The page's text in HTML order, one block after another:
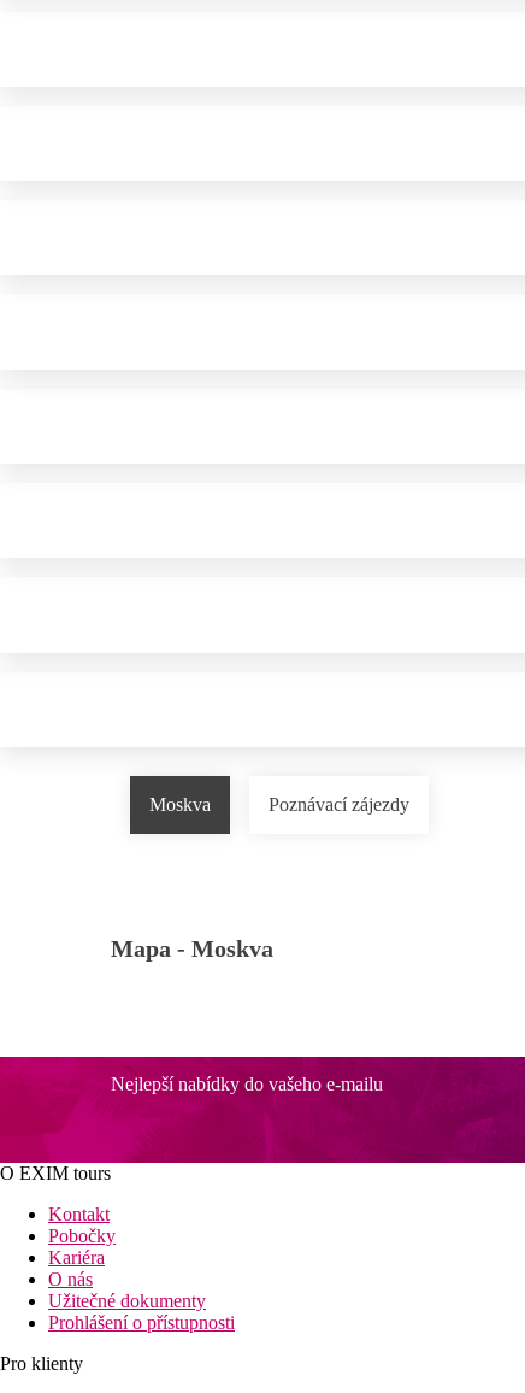
Moskva Poznávací zájezdy
Mapa - Moskva
Nejlepší nabídky do vašeho e-mailu
O EXIM tours
Kontakt
Pobočky
Kariéra
O nás
Užitečné dokumenty
Prohlášení o přístupnosti
Pro klienty